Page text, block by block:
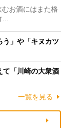
お酒にはまた格
う」や「キヌカツ
て「川崎の大衆酒
一覧を見る